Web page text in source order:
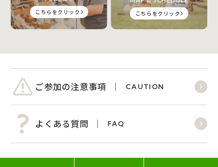
こちらをクリック
こちらをクリック
ご参加の注意事項 CAUTION
よくある質問 FAQ